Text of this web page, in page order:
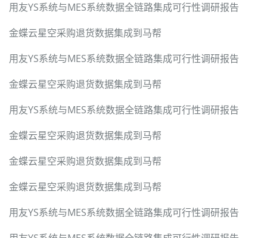
用友YS系统与MES系统数据全链路集成可行性调研报告
金蝶云星空采购退货数据集成到马帮
用友YS系统与MES系统数据全链路集成可行性调研报告
金蝶云星空采购退货数据集成到马帮
用友YS系统与MES系统数据全链路集成可行性调研报告
金蝶云星空采购退货数据集成到马帮
金蝶云星空采购退货数据集成到马帮
金蝶云星空采购退货数据集成到马帮
用友YS系统与MES系统数据全链路集成可行性调研报告